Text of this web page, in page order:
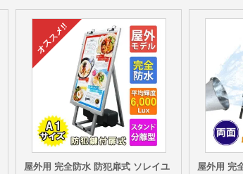
屋外用 完全防水 防犯扉式 ソレイユ
屋外用 完